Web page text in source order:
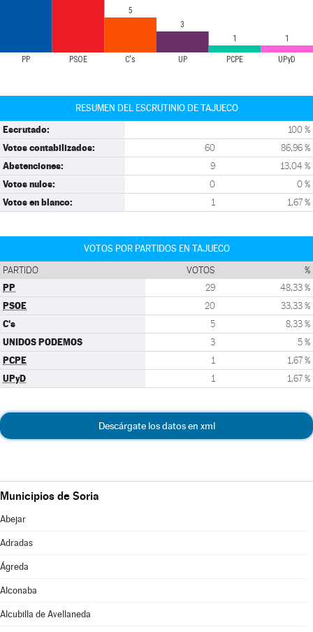
PP PSOE C's UP PCPE UPyD
5
3
1
1
RESUMEN DEL ESCRUTINIO DE TAJUECO
Escrutado: 100 %
Votos contabilizados: 60 86,96 %
Abstenciones: 9 13,04 %
Votos nulos: 0 0 %
Votos en blanco: 1 1,67 %
VOTOS POR PARTIDOS EN TAJUECO
PARTIDO VOTOS %
PP 29 48,33 %
PSOE 20 33,33 %
C's 5 8,33 %
UNIDOS PODEMOS 3 5 %
PCPE 1 1,67 %
UPyD 1 1,67 %
Descárgate los datos en xml
Municipios de Soria
Abejar
Adradas
Ágreda
Alconaba
Alcubilla de Avellaneda